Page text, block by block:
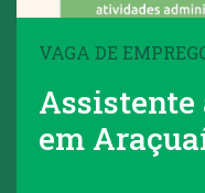
VAGA DE
em